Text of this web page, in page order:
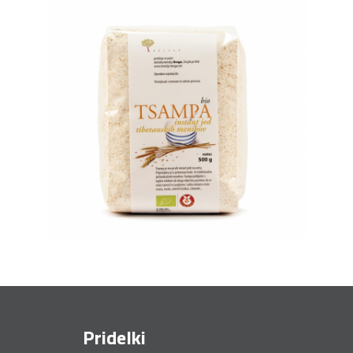
Pridelki